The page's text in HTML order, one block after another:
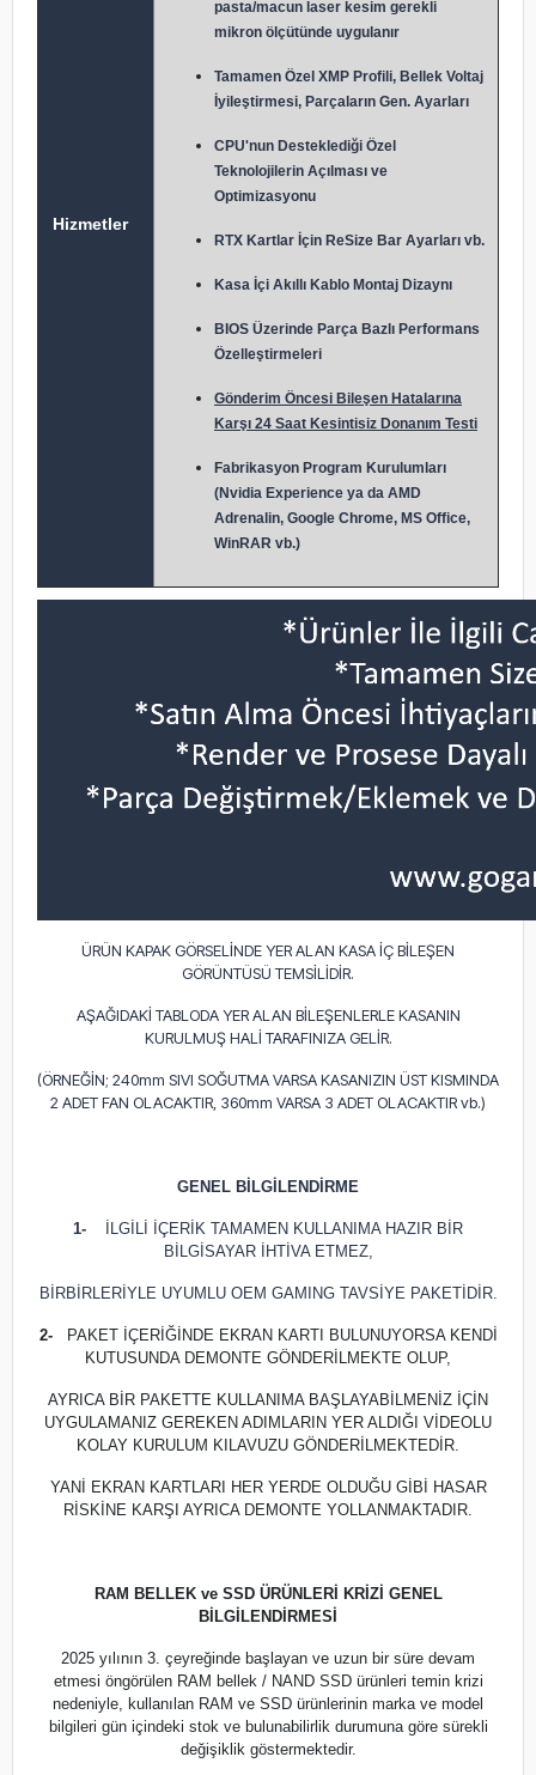
Hizmetler
pasta/macun laser kesim gerekli
mikron ölçütünde uygulanır
Tamamen Özel XMP Profili, Bellek Voltaj
İyileştirmesi, Parçaların Gen. Ayarları
CPU'nun Desteklediği Özel
Teknolojilerin Açılması ve
Optimizasyonu
RTX Kartlar İçin ReSize Bar Ayarları vb.
Kasa İçi Akıllı Kablo Montaj Dizaynı
BIOS Üzerinde Parça Bazlı Performans
Özelleştirmeleri
Gönderim Öncesi Bileşen Hatalarına
Karşı 24 Saat Kesintisiz Donanım Testi
Fabrikasyon Program Kurulumları
(Nvidia Experience ya da AMD
Adrenalin, Google Chrome, MS Office,
WinRAR vb.)
ÜRÜN KAPAK GÖRSELİNDE YER ALAN KASA İÇ BİLEŞEN
GÖRÜNTÜSÜ TEMSİLİDİR.
AŞAĞIDAKİ TABLODA YER ALAN BİLEŞENLERLE KASANIN
KURULMUŞ HALİ TARAFINIZA GELİR.
(ÖRNEĞİN; 240mm SIVI SOĞUTMA VARSA KASANIZIN ÜST KISMINDA
2 ADET FAN OLACAKTIR, 360mm VARSA 3 ADET OLACAKTIR vb.)
GENEL BİLGİLENDİRME
1-
İLGİLİ İÇERİK TAMAMEN KULLANIMA HAZIR BİR
BİLGİSAYAR İHTİVA ETMEZ,
BİRBİRLERİYLE UYUMLU OEM GAMING TAVSİYE PAKETİDİR.
2-
PAKET İÇERİĞİNDE EKRAN KARTI BULUNUYORSA KENDİ
KUTUSUNDA DEMONTE GÖNDERİLMEKTE OLUP,
AYRICA BİR PAKETTE KULLANIMA BAŞLAYABİLMENİZ İÇİN
UYGULAMANIZ GEREKEN ADIMLARIN YER ALDIĞI VİDEOLU
KOLAY KURULUM KILAVUZU GÖNDERİLMEKTEDİR.
YANİ EKRAN KARTLARI HER YERDE OLDUĞU GİBİ HASAR
RİSKİNE KARŞI AYRICA DEMONTE YOLLANMAKTADIR.
RAM BELLEK ve SSD ÜRÜNLERİ KRİZİ GENEL
BİLGİLENDİRMESİ
2025 yılının 3. çeyreğinde başlayan ve uzun bir süre devam
etmesi öngörülen RAM bellek / NAND SSD ürünleri temin krizi
nedeniyle, kullanılan RAM ve SSD ürünlerinin marka ve model
bilgileri gün içindeki stok ve bulunabilirlik durumuna göre sürekli
değişiklik göstermektedir.